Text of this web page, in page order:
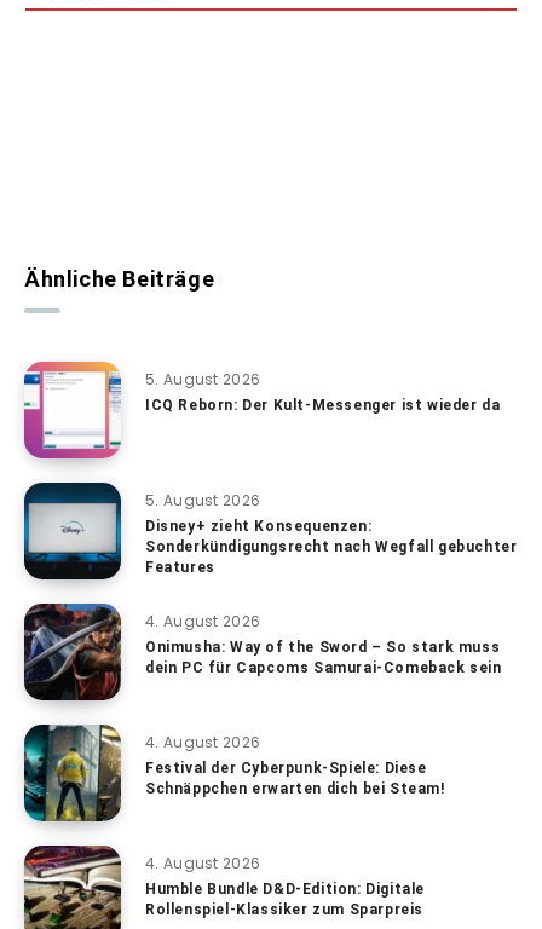
Ähnliche Beiträge
5. August 2026
ICQ Reborn: Der Kult-Messenger ist wieder da
5. August 2026
Disney+ zieht Konsequenzen:
Sonderkündigungsrecht nach Wegfall gebuchter
Features
4. August 2026
Onimusha: Way of the Sword – So stark muss
dein PC für Capcoms Samurai-Comeback sein
4. August 2026
Festival der Cyberpunk-Spiele: Diese
Schnäppchen erwarten dich bei Steam!
4. August 2026
Humble Bundle D&D-Edition: Digitale
Rollenspiel-Klassiker zum Sparpreis